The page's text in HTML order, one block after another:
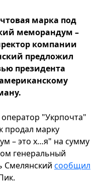
марка под
меморандум –
компании
предложил
президента
"Укрпочта"
продал марку
– это х…я" на сумму
генеральный
Смелянский сообщил